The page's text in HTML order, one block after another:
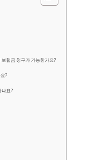
험금 청구가 가능한가요?
?
나요?